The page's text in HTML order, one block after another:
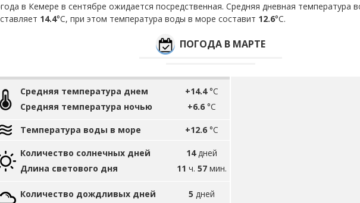
в Кемере в сентябре ожидается посредственная. Средняя дневная температура
14.4°С, при этом температура воды в море составит 12.6°С.
ПОГОДА В МАРТЕ
Средняя температура днем
Средняя температура ночью
+14.4°C
+6.6 °C
Температура воды в море +12.6 °C
Количество солнечных дней
Длина светового дня
14дней
11 ч. 57 мин.
Количество дождливых дней
5 дней